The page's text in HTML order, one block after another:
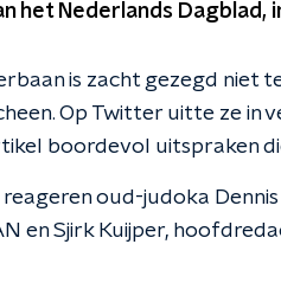
het Nederlands Dagblad,
is zacht gezegd niet
Op Twitter uitte ze in
boordevol uitspraken
reageren oud-judoka
en Sjirk Kuijper,